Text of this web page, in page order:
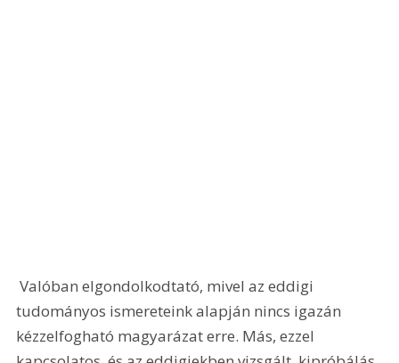
Valóban elgondolkodtató, mivel az eddigi
tudományos ismereteink alapján nincs igazán
kézzelfogható magyarázat erre. Más, ezzel